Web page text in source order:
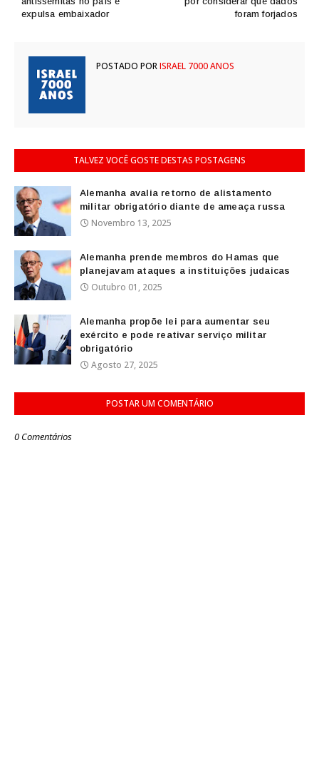
foram forjados
expulsa embaixador
POSTADO PORISRAEL 7000 ANOS
TALVEZ VOCÊ GOSTE DESTAS POSTAGENS
Alemanha avalia retorno de alistamento
militar obrigatório diante de ameaça russa
Novembro 13, 2025
Alemanha prende membros do Hamas que
planejavam ataques a instituições judaicas
Outubro 01, 2025
Alemanha propõe lei para aumentar seu
exército e pode reativar serviço militar
obrigatório
Agosto 27, 2025
POSTAR UM COMENTÁRIO
0 Comentários